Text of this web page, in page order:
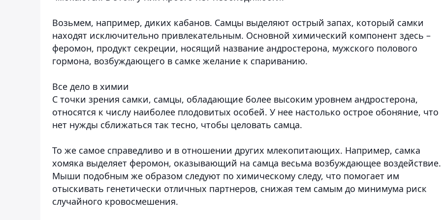
Возьмем, например, диких кабанов. Самцы выделяют острый запах, который самки
находят исключительно привлекательным. Основной химический компонент здесь –
феромон, продукт секреции, носящий название андростерона, мужского полового
гормона, возбуждающего в самке желание к спариванию.
Все дело в химии
С точки зрения самки, самцы, обладающие более высоким уровнем андростерона,
относятся к числу наиболее плодовитых особей. У нее настолько острое обоняние,
нет нужды сближаться так тесно, чтобы целовать самца.
То же самое справедливо и в отношении других млекопитающих. Например, самка
хомяка выделяет феромон, оказывающий на самца весьма возбуждающее воздействие.
Мыши подобным же образом следуют по химическому следу, что помогает им
отыскивать генетически отличных партнеров, снижая тем самым до минимума риск
случайного кровосмешения.